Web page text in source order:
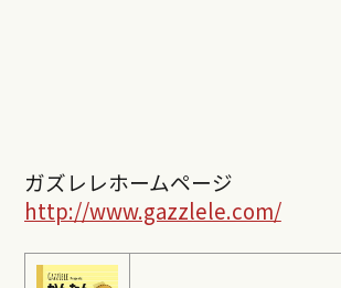
ガズレレホームページ
http://www.gazzlele.com/